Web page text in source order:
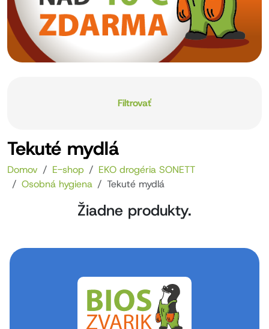
Filtrovať
Tekuté mydlá
Domov E-shop
EKO drogéria SONETT
Osobná hygiena
Tekuté mydlá
Žiadne produkty.